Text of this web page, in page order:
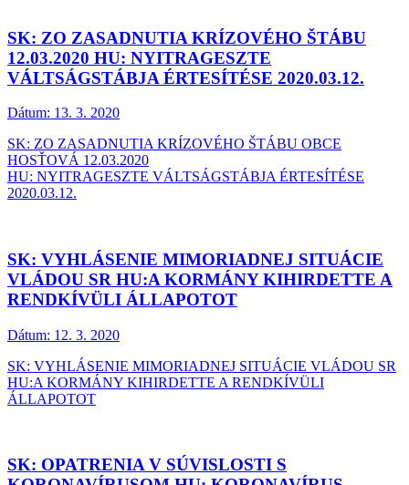
SK: ZO ZASADNUTIA KRÍZOVÉHO ŠTÁBU
12.03.2020 HU: NYITRAGESZTE
VÁLTSÁGSTÁBJA ÉRTESÍTÉSE 2020.03.12.
Dátum: 13. 3. 2020
SK: ZO ZASADNUTIA KRÍZOVÉHO ŠTÁBU OBCE
HOSŤOVÁ 12.03.2020
HU: NYITRAGESZTE VÁLTSÁGSTÁBJA ÉRTESÍTÉSE
2020.03.12.
SK: VYHLÁSENIE MIMORIADNEJ SITUÁCIE
VLÁDOU SR HU:A KORMÁNY KIHIRDETTE A
RENDKÍVÜLI ÁLLAPOTOT
Dátum: 12. 3. 2020
SK: VYHLÁSENIE MIMORIADNEJ SITUÁCIE VLÁDOU SR
HU:A KORMÁNY KIHIRDETTE A RENDKÍVÜLI
ÁLLAPOTOT
SK: OPATRENIA V SÚVISLOSTI S